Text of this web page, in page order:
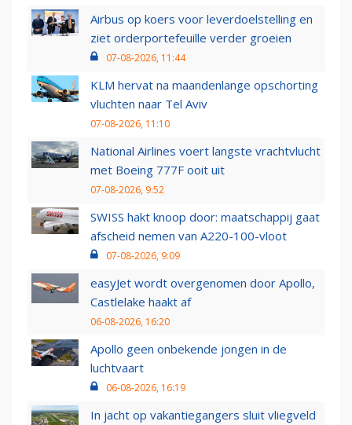
Airbus op koers voor leverdoelstelling en
ziet orderportefeuille verder groeien
07-08-2026, 11:44
KLM hervat na maandenlange opschorting
vluchten naar Tel Aviv
07-08-2026, 11:10
National Airlines voert langste vrachtvlucht
met Boeing 777F ooit uit
07-08-2026, 9:52
SWISS hakt knoop door: maatschappij gaat
afscheid nemen van A220-100-vloot
07-08-2026, 9:09
easyJet wordt overgenomen door Apollo,
Castlelake haakt af
06-08-2026, 16:20
Apollo geen onbekende jongen in de
luchtvaart
06-08-2026, 16:19
In jacht op vakantiegangers sluit vliegveld